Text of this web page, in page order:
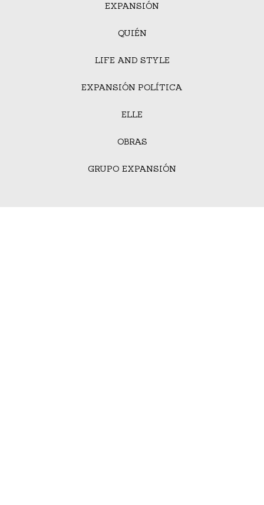
EXPANSIÓN
QUIÉN
LIFE AND STYLE
EXPANSIÓN POLÍTICA
ELLE
OBRAS
GRUPO EXPANSIÓN